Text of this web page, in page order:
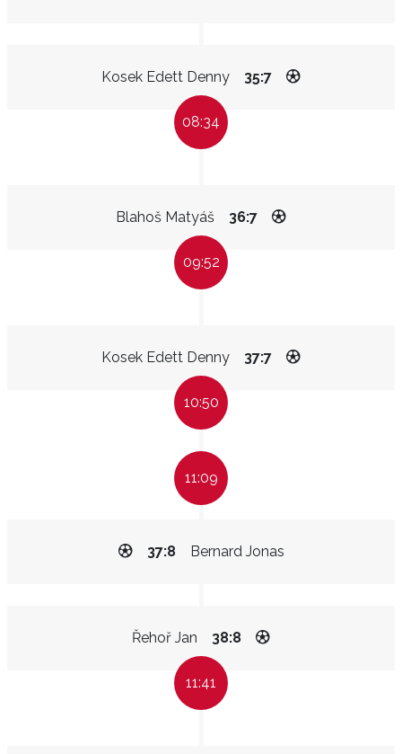
Kosek Edett Denny 35:7
08:34
Blahoš Matyáš 36:7
09:52
Kosek Edett Denny 37:7
10:50
11:09
Bernard Jonas
37:8
Řehoř Jan 38:8
11:41